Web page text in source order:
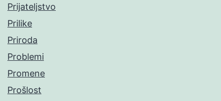
Prijateljstvo
Prilike
Priroda
Problemi
Promene
Prošlost